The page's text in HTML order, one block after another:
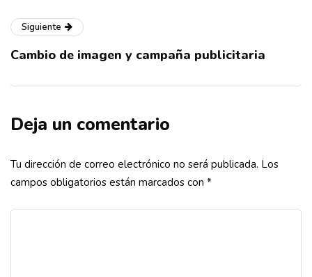
Siguiente
Cambio de imagen y campaña publicitaria
Deja un comentario
Tu dirección de correo electrónico no será publicada. Los
campos obligatorios están marcados con *